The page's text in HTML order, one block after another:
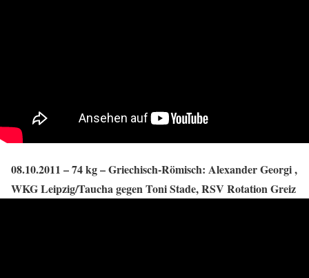
08.10.2011 – 74 kg – Griechisch-Römisch: Alexander Georgi ,
WKG Leipzig/Taucha gegen Toni Stade, RSV Rotation Greiz